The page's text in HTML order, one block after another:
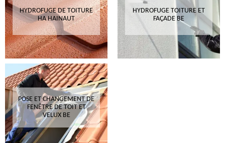
HYDROFUGE DE TOITURE
HA HAINAUT
HYDROFUGE TOITURE ET
FAÇADE BE
POSE ET CHANGEMENT DE
FENÊTRE DE TOIT ET
VELUX BE